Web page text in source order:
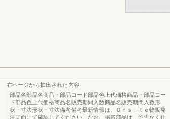
右ページから抽出された内容
部品名部品名商品・部品コード部品色上代価格商品・部品コー
ド部品色上代価格商品名販売期間入数商品名販売期間入数形
状・寸法形状・寸法備考備考最新情報は、Ｏｎｓｉｔｅ物販発
注画面にて確認してください。なお、掲載部品は、予告なく仕